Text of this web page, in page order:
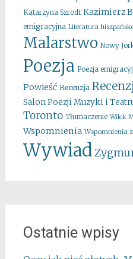
Katarzyna Szrodt Kazimierz
emigracyjna Literatura
Malarstwo Nowy
Poezja Poezja
Powieść Recenzja
Salon Poezji Muzyki i
Toronto Tłumaczenie Wilek
Wspomnienia Wspomnienia
Wywiad
Ostatnie wpisy